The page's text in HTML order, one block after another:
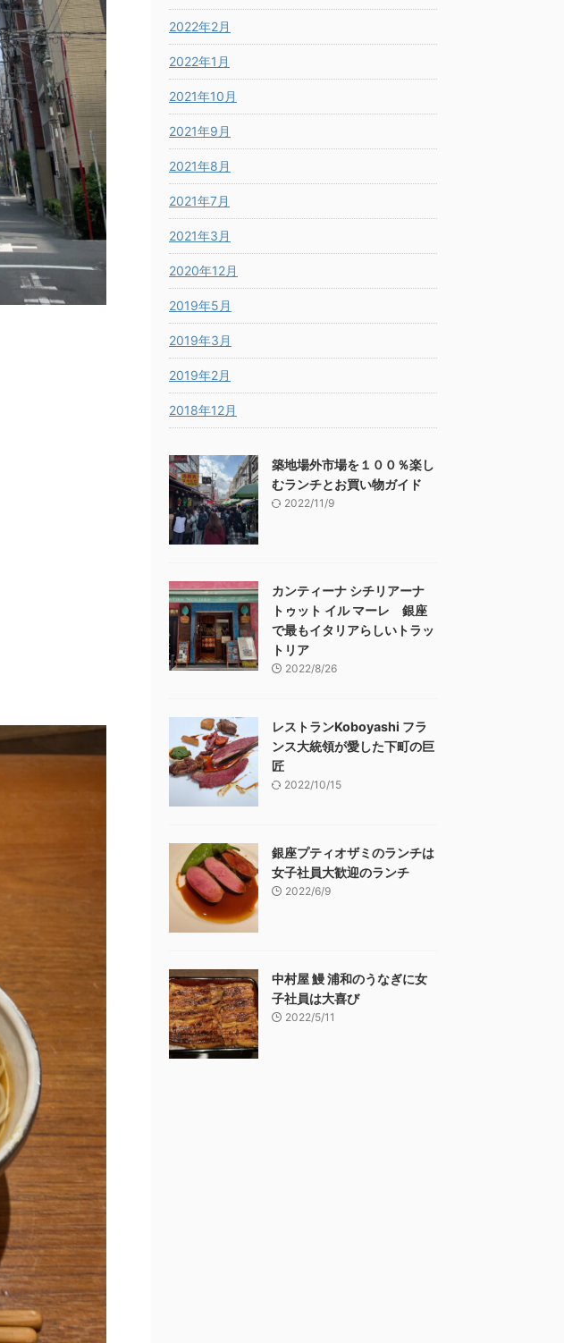
2022年2月
2022年1月
2021年10月
2021年9月
2021年8月
2021年7月
2021年3月
2020年12月
2019年5月
2019年3月
2019年2月
2018年12月
築地場外市場を１００％楽し
むランチとお買い物ガイド
2022/11/9
カンティーナ シチリアーナ
トゥット イル マーレ 銀座
で最もイタリアらしいトラッ
トリア
2022/8/26
レストランKoboyashi フラ
ンス大統領が愛した下町の巨
匠
2022/10/15
銀座プティオザミのランチは
女子社員大歓迎のランチ
2022/6/9
中村屋 鰻 浦和のうなぎに女
子社員は大喜び
2022/5/11